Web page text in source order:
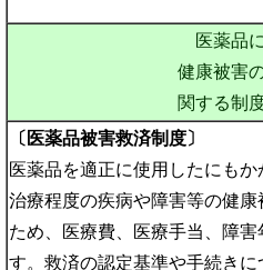
医薬品
健康被害
関する制
〔医薬品被害救済制度〕
医薬品を適正に使用したにも
治療程度の疾病や障害等の健
ため、医療費、医療手当、障
す。救済の認定基準や手続きに